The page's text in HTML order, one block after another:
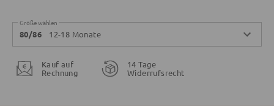
Größe wählen
80/86 12-18 Monate
Kauf auf
Rechnung
14 Tage
Widerrufsrecht